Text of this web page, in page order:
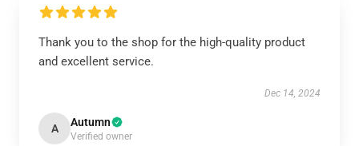
Thank you to the shop for the high-quality product
and excellent service.
Dec 14, 2024
A Autumn
Verified owner